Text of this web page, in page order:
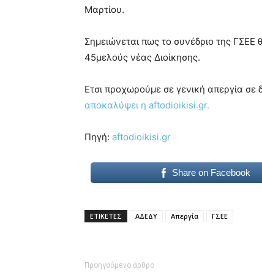
meaning
pain.
pornhun
Μαρτίου.
Σημειώνεται πως το συνέδριο της ΓΣΕΕ
45μελούς νέας Διοίκησης.
Ετσι προχωρούμε σε γενική απεργία σε
αποκαλύψει η aftodioikisi.gr.
Πηγή: aftodioikisi.gr
Share on Facebook
ΕΤΙΚΕΤΕΣ ΑΔΕΔΥ Απεργία ΓΣΕΕ
Προηγούμενο άρθρο